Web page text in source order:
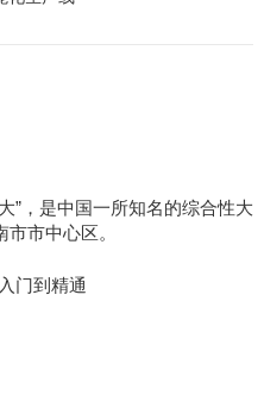
”，是中国一所知名的综合性大
市中心区。
门到精通